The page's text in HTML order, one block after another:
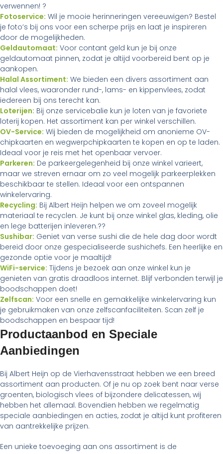
verwennen! ?
Fotoservice: Wil je mooie herinneringen vereeuwigen? Bestel
je foto’s bij ons voor een scherpe prijs en laat je inspireren
door de mogelijkheden.
Geldautomaat: Voor contant geld kun je bij onze
geldautomaat pinnen, zodat je altijd voorbereid bent op je
aankopen.
Halal Assortiment: We bieden een divers assortiment aan
halal vlees, waaronder rund-, lams- en kippenvlees, zodat
iedereen bij ons terecht kan.
Loterijen: Bij onze servicebalie kun je loten van je favoriete
loterij kopen. Het assortiment kan per winkel verschillen.
OV-Service: Wij bieden de mogelijkheid om anonieme OV-
chipkaarten en wegwerpchipkaarten te kopen en op te laden.
Ideaal voor je reis met het openbaar vervoer.
Parkeren: De parkeergelegenheid bij onze winkel varieert,
maar we streven ernaar om zo veel mogelijk parkeerplekken
beschikbaar te stellen. Ideaal voor een ontspannen
winkelervaring.
Recycling: Bij Albert Heijn helpen we om zoveel mogelijk
materiaal te recyclen. Je kunt bij onze winkel glas, kleding, olie
en lege batterijen inleveren.??
Sushibar: Geniet van verse sushi die de hele dag door wordt
bereid door onze gespecialiseerde sushichefs. Een heerlijke en
gezonde optie voor je maaltijd!
WiFi-service: Tijdens je bezoek aan onze winkel kun je
genieten van gratis draadloos internet. Blijf verbonden terwijl je
boodschappen doet!
Zelfscan: Voor een snelle en gemakkelijke winkelervaring kun
je gebruikmaken van onze zelfscanfaciliteiten. Scan zelf je
boodschappen en bespaar tijd!
Productaanbod en Speciale
Aanbiedingen
Bij Albert Heijn op de Vierhavensstraat hebben we een breed
assortiment aan producten. Of je nu op zoek bent naar verse
groenten, biologisch vlees of bijzondere delicatessen, wij
hebben het allemaal. Bovendien hebben we regelmatig
speciale aanbiedingen en acties, zodat je altijd kunt profiteren
van aantrekkelijke prijzen.
Een unieke toevoeging aan ons assortiment is de